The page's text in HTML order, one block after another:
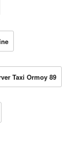
Taxi Ormoy 89